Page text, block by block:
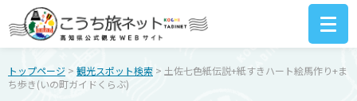
トップページ > 観光スポット検索 > 土佐七色紙伝説+紙すきハート絵馬作り+ま
ち歩き(いの町ガイドくらぶ)